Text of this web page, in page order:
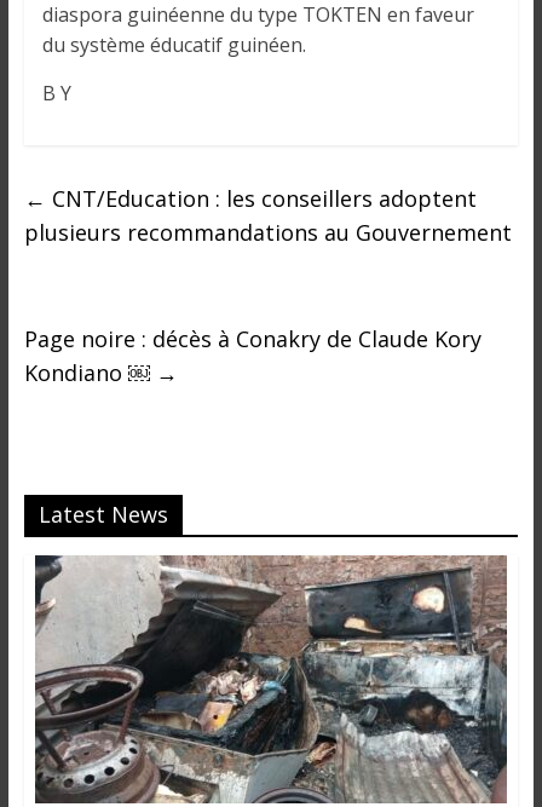
diaspora guinéenne du type TOKTEN en faveur
du système éducatif guinéen.
B Y
← CNT/Education : les conseillers adoptent
plusieurs recommandations au Gouvernement
Page noire : décès à Conakry de Claude Kory
Kondiano ￼ →
Latest News